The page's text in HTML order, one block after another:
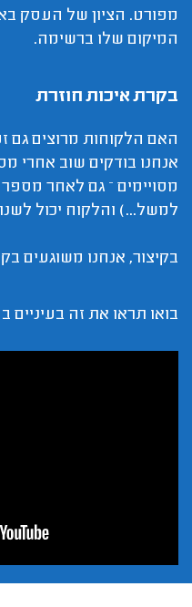
מפורט. הציון של העסק
המיקום שלו ברשימה.
בקרת איכות חוזרת
האם הלקוחות מרוצים גם
אנחנו בודקים שוב אחרי
מסויימים – גם לאחר
למשל...) והלקוח יכול
בקיצור, אנחנו משוגעים
בואו תראו את זה בעיניים